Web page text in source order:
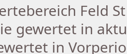
Feld
gewertet in
in